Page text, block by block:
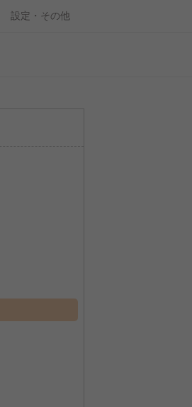
設定・その他